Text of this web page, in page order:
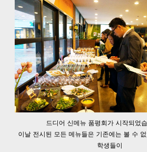
드디어 신메뉴 품평회가 시작되었
이날 전시된 모든 메뉴들은 기존에는 볼 수
학생들이